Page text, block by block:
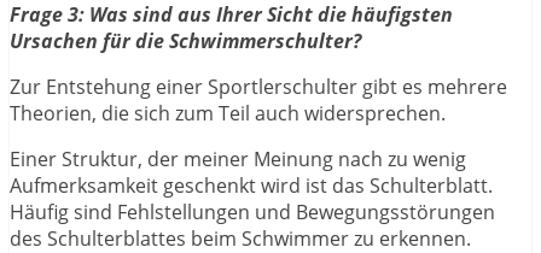
Frage 3: Was sind aus Ihrer Sicht die häufigsten
Ursachen für die Schwimmerschulter?
Zur Entstehung einer Sportlerschulter gibt es mehrere
Theorien, die sich zum Teil auch widersprechen.
Einer Struktur, der meiner Meinung nach zu wenig
Aufmerksamkeit geschenkt wird ist das Schulterblatt.
Häufig sind Fehlstellungen und Bewegungsstörungen
des Schulterblattes beim Schwimmer zu erkennen.